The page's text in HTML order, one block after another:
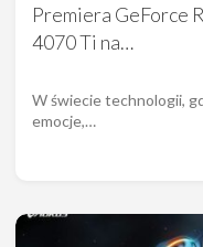
Premiera GeForce
4070 Ti na…
W świecie technologii,
emocje,…